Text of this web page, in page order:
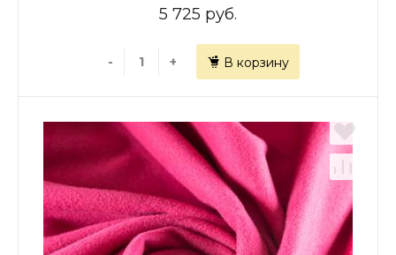
5 725 руб.
- + В корзину